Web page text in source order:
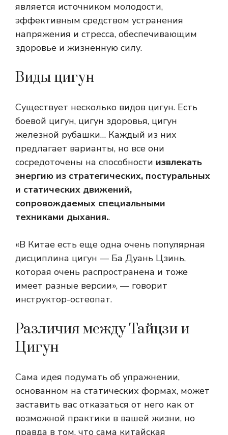
является источником молодости,
эффективным средством устранения
напряжения и стресса, обеспечивающим
здоровье и жизненную силу.
Виды цигун
Существует несколько видов цигун. Есть
боевой цигун, цигун здоровья, цигун
железной рубашки… Каждый из них
предлагает варианты, но все они
сосредоточены на способности извлекать
энергию из стратегических, постуральных
и статических движений,
сопровождаемых специальными
техниками дыхания..
«В Китае есть еще одна очень популярная
дисциплина цигун — Ба Дуань Цзинь,
которая очень распространена и тоже
имеет разные версии», — говорит
инструктор-остеопат.
Различия между Тайцзи и
Цигун
Сама идея подумать об упражнении,
основанном на статических формах, может
заставить вас отказаться от него как от
возможной практики в вашей жизни, но
правда в том, что сама китайская